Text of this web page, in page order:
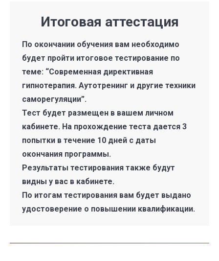
Итоговая аттестация
По окончании обучения вам необходимо
будет пройти итоговое тестирование по
теме: “Современная директивная
гипнотерапия. Аутотренинг и другие техники
саморегуляции”.
Тест будет размещен в вашем личном
кабинете. На прохождение теста дается 3
попытки в течение 10 дней с даты
окончания программы.
Результаты тестирования также будут
видны у вас в кабинете.
По итогам тестирования вам будет выдано
удостоверение о повышении квалификации.